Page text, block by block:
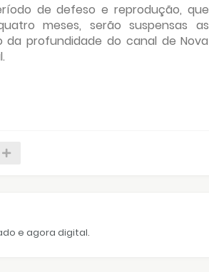
de defeso e reprodução, que
meses, serão suspensas as
profundidade do canal de Nova
e agora digital.